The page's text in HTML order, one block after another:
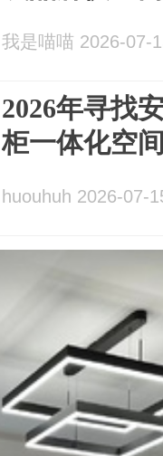
我是喵喵 2026-07-
2026年寻找
柜一体化空
huouhuh 2026-07-